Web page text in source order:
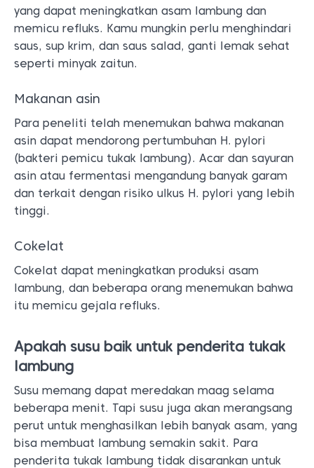
yang dapat meningkatkan asam lambung dan
memicu refluks. Kamu mungkin perlu menghindari
saus, sup krim, dan saus salad, ganti lemak sehat
seperti minyak zaitun.
Makanan asin
Para peneliti telah menemukan bahwa makanan
asin dapat mendorong pertumbuhan H. pylori
(bakteri pemicu tukak lambung). Acar dan sayuran
asin atau fermentasi mengandung banyak garam
dan terkait dengan risiko ulkus H. pylori yang lebih
tinggi.
Cokelat
Cokelat dapat meningkatkan produksi asam
lambung, dan beberapa orang menemukan bahwa
itu memicu gejala refluks.
Apakah susu baik untuk penderita tukak
lambung
Susu memang dapat meredakan maag selama
beberapa menit. Tapi susu juga akan merangsang
perut untuk menghasilkan lebih banyak asam, yang
bisa membuat lambung semakin sakit. Para
penderita tukak lambung tidak disarankan untuk